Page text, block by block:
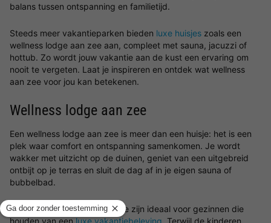
balans tussen ontspanning en familietijd.
Steeds meer vakantieparken bieden luxe huisjes zoals een
wellness lodge aan zee aan, compleet met sauna, jacuzzi of
hottub. Zo wordt jouw vakantie aan de kust een ervaring om
nooit te vergeten. Laat je inspireren en ontdek wat wellness
aan zee voor jou kan betekenen.
Wellness lodge aan zee
Een wellness lodge aan zee is meer dan een huisje: het is een
plek waar comfort en ontspanning samenkomen. Je wordt
wakker met uitzicht op de duinen, geniet van een uitgebreid
ontbijt op je terras en sluit de dag af in je eigen sauna of
bubbelbad.
Deze wellness huisjes aan zee zijn ideaal voor gezinnen die
houden van een luxe vakantiebeleving . Terwijl de kinderen